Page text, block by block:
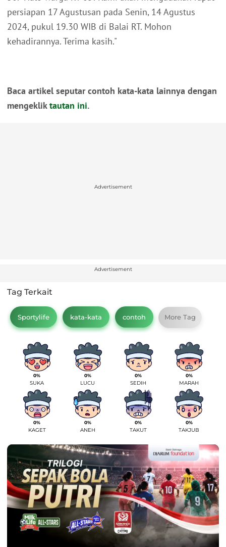
persiapan 17 Agustusan pada Senin, 14 Agustus
2024, pukul 19.30 WIB di Balai RT. Mohon
kehadirannya. Terima kasih."
Baca artikel seputar contoh kata-kata lainnya dengan
mengekliktautan ini.
Advertisement
Advertisement
Tag Terkait
Sportylife kata-kata contoh More Tag
0%
SUKA
0%
LUCU
0%
SEDIH
0%
MARAH
0%
KAGET
0%
ANEH
0%
TAKUT
0%
TAKJUB